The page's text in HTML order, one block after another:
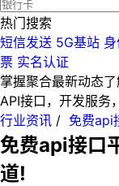
热门搜索
短信发送 5G基站
票 实名认证
掌握聚合最新动态
API接口，开发服务
行业资讯 / 免费api
免费api接口
道!